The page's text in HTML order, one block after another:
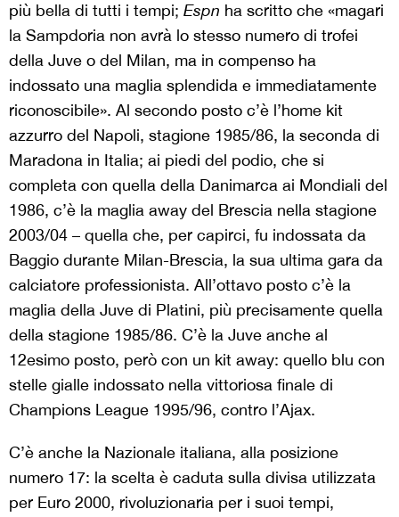
più bella di tutti i tempi; Espn ha scritto che «magari
la Sampdoria non avrà lo stesso numero di trofei
della Juve o del Milan, ma in compenso ha
indossato una maglia splendida e immediatamente
riconoscibile». Al secondo posto c’è l’home kit
azzurro del Napoli, stagione 1985/86, la seconda di
Maradona in Italia; ai piedi del podio, che si
completa con quella della Danimarca ai Mondiali del
1986, c’è la maglia away del Brescia nella stagione
2003/04 – quella che, per capirci, fu indossata da
Baggio durante Milan-Brescia, la sua ultima gara da
calciatore professionista. All’ottavo posto c’è la
maglia della Juve di Platini, più precisamente quella
della stagione 1985/86. C’è la Juve anche al
12esimo posto, però con un kit away: quello blu con
stelle gialle indossato nella vittoriosa finale di
Champions League 1995/96, contro l’Ajax.
C’è anche la Nazionale italiana, alla posizione
numero 17: la scelta è caduta sulla divisa utilizzata
per Euro 2000, rivoluzionaria per i suoi tempi,